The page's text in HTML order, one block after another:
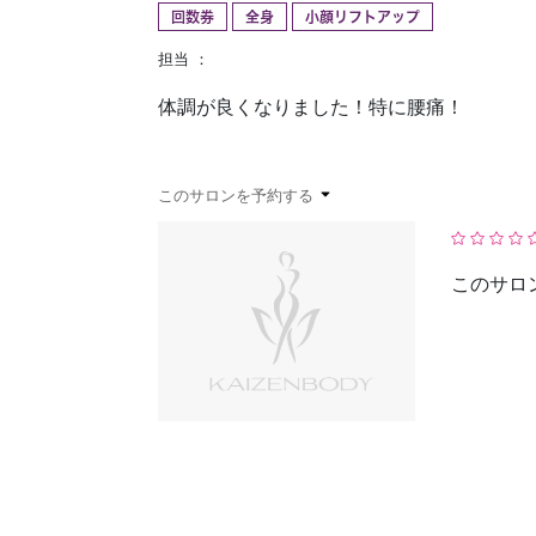
予約確認 お気に入り
回数券 全身 小顔リフトアップ
担当 ：
体調が良くなりました！特に腰痛！
このサロンを予約する
このサロ